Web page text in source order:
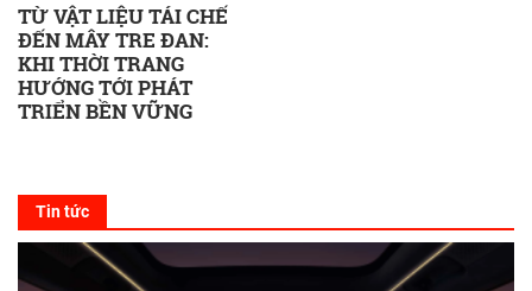
TỪ VẬT LIỆU TÁI CHẾ
ĐẾN MÂY TRE ĐAN:
KHI THỜI TRANG
HƯỚNG TỚI PHÁT
TRIỂN BỀN VỮNG
Tin tức